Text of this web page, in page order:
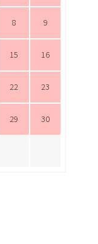
8 9
15 16
22 23
29 30